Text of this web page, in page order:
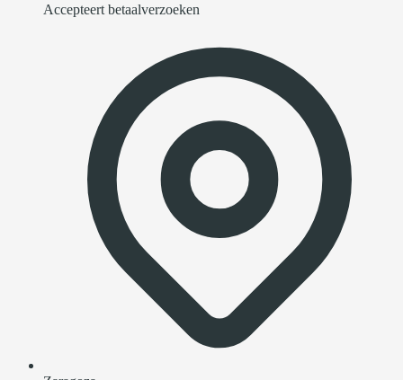
Accepteert betaalverzoeken